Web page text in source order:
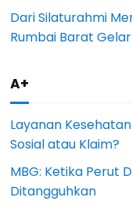
Dari Silaturahmi
Rumbai Barat
A+
Layanan
Sosial atau Klaim?
MBG: Ketika Perut
Ditangguhkan